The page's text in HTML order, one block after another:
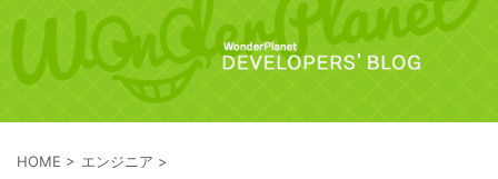
HOME > エンジニア >